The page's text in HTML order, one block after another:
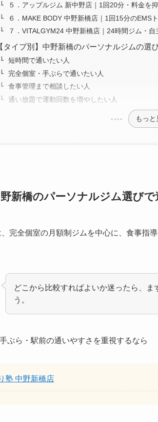
５．アップルジム 新中野店｜1回20分・料金を
６．MAKE BODY 中野新橋店｜1回15分のEMS
７．VITALGYM24 中野新橋店｜24時間ジム・
【タイプ別】中野新橋のパーソナルジムの選
短時間で通いたい人
完全個室・手ぶらで通いたい人
食事管理まで相談したい人
通い放題で運動回数を増やしたい人
もっと
野新橋のパーソナルジム選び
完全個室の月額制ジムを中心に、食事指
どこから比較すればよいか迷ったら、ま
う。
ぶら・駅前の通いやすさを重視するなら
塾 中野新橋店